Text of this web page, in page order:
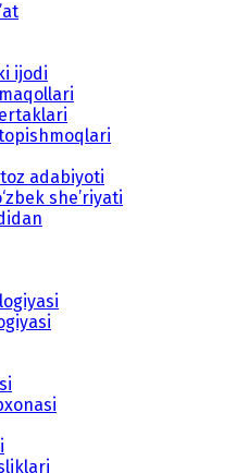
ijodi
adabiyoti
she’riyati